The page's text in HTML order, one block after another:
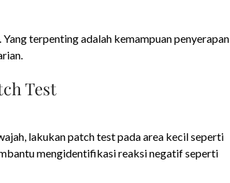
terpenting adalah kemampuan penyerapan
Test
lakukan patch test pada area kecil seperti
mengidentifikasi reaksi negatif seperti